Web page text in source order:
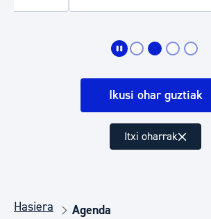
Ikusi ohar guztiak
Itxi oharrak
Hasiera Agenda